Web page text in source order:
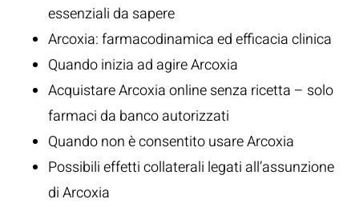
essenziali da sapere
Arcoxia: farmacodinamica ed efficacia clinica
Quando inizia ad agire Arcoxia
Acquistare Arcoxia online senza ricetta – solo
farmaci da banco autorizzati
Quando non è consentito usare Arcoxia
Possibili effetti collaterali legati all’assunzione
di Arcoxia